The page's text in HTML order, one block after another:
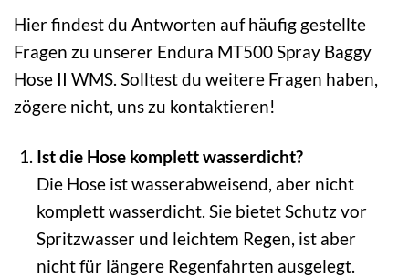
Hier findest du Antworten auf häufig gestellte
Fragen zu unserer Endura MT500 Spray Baggy
Hose II WMS. Solltest du weitere Fragen haben,
zögere nicht, uns zu kontaktieren!
Ist die Hose komplett wasserdicht?
Die Hose ist wasserabweisend, aber nicht
komplett wasserdicht. Sie bietet Schutz vor
Spritzwasser und leichtem Regen, ist aber
nicht für längere Regenfahrten ausgelegt.